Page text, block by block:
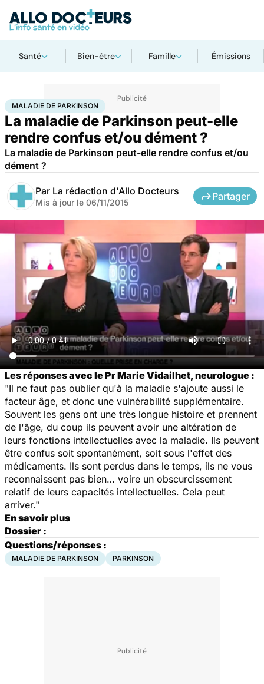
Santé Bien-être Famille Émissions
AccueilSantéMaladie de Parkinson
MALADIE DE PARKINSON
La maladie de Parkinson peut-elle
rendre confus et/ou dément ?
La maladie de Parkinson peut-elle rendre confus et/ou
dément ?
Par La rédaction d'Allo Docteurs
Mis à jour le 06/11/2015
Partager
Les réponses avec le Pr Marie Vidailhet, neurologue :
"Il ne faut pas oublier qu'à la maladie s'ajoute aussi le
facteur âge, et donc une vulnérabilité supplémentaire.
Souvent les gens ont une très longue histoire et prennent
de l'âge, du coup ils peuvent avoir une altération de
leurs fonctions intellectuelles avec la maladie. Ils peuvent
être confus soit spontanément, soit sous l'effet des
médicaments. Ils sont perdus dans le temps, ils ne vous
reconnaissent pas bien… voire un obscurcissement
relatif de leurs capacités intellectuelles. Cela peut
arriver."
En savoir plus
Dossier :
Questions/réponses :
MALADIE DE PARKINSON PARKINSON